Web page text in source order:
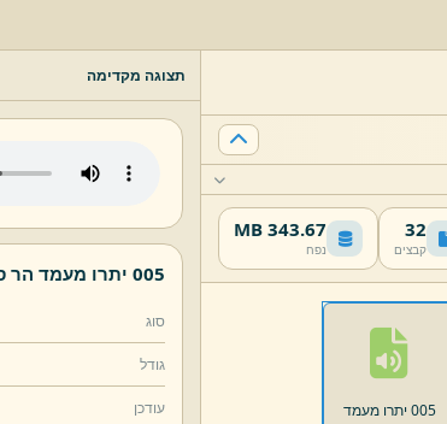
32
קבצים
343.67 MB
נפח
005 יתרו מעמד
תצוגה מקדימה
005 יתרו מעמד הר סיני.
סוג
גודל
עודכן